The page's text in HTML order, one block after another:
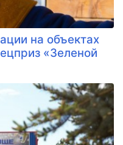
на объектах
«Зеленой